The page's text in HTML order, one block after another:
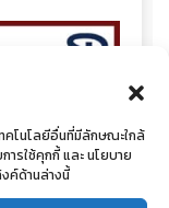
ทคโนโลยีอื่นที่มีลักษณะใกล้
ารใช้คุกกี้ และ นโยบาย
ค์ด้านล่างนี้